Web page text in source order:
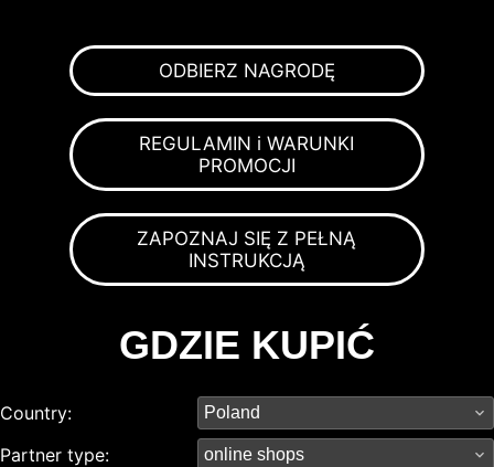
ODBIERZ NAGRODĘ
REGULAMIN i WARUNKI
PROMOCJI
ZAPOZNAJ SIĘ Z PEŁNĄ
INSTRUKCJĄ
GDZIE KUPIĆ
Country:
Partner type: